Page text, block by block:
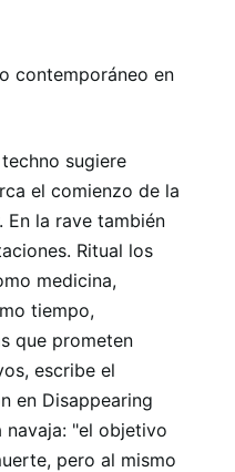
contemporáneo en
sugiere
el comienzo de la
la rave también
Ritual los
medicina,
tiempo,
que prometen
escribe el
en Disappearing
"el objetivo
pero al mismo